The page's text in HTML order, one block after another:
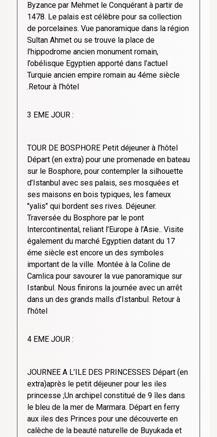
Byzance par Mehmet le Conquérant à partir de
1478. Le palais est célèbre pour sa collection
de porcelaines. Vue panoramique dans la région
Sultan Ahmet ou se trouve la place de
l’hippodrome ancien monument romain,
l’obélisque Egyptien apporté dans l’actuel
Turquie ancien empire romain au 4éme siècle
.Retour à l’hôtel
3 EME JOUR :
TOUR DE BOSPHORE Petit déjeuner à l’hôtel
Départ (en extra) pour une promenade en bateau
sur le Bosphore, pour contempler la silhouette
d’Istanbul avec ses palais, ses mosquées et
ses maisons en bois typiques, les fameux
"yalis" qui bordent ses rives. Déjeuner.
Traversée du Bosphore par le pont
Intercontinental, reliant l’Europe à l’Asie.. Visite
également du marché Egyptien datant du 17
éme siècle est encore un des symboles
important de la ville. Montée à la Coline de
Camlica pour savourer la vue panoramique sur
Istanbul. Nous finirons la journée avec un arrêt
dans un des grands malls d’Istanbul. Retour à
l’hôtel
4 EME JOUR :
JOURNEE A L’ILE DES PRINCESSES Départ (en
extra)après le petit déjeuner pour les iles
princesse ;Un archipel constitué de 9 îles dans
le bleu de la mer de Marmara. Départ en ferry
aux iles des Princes pour une découverte en
calèche de la beauté naturelle de Buyukada et